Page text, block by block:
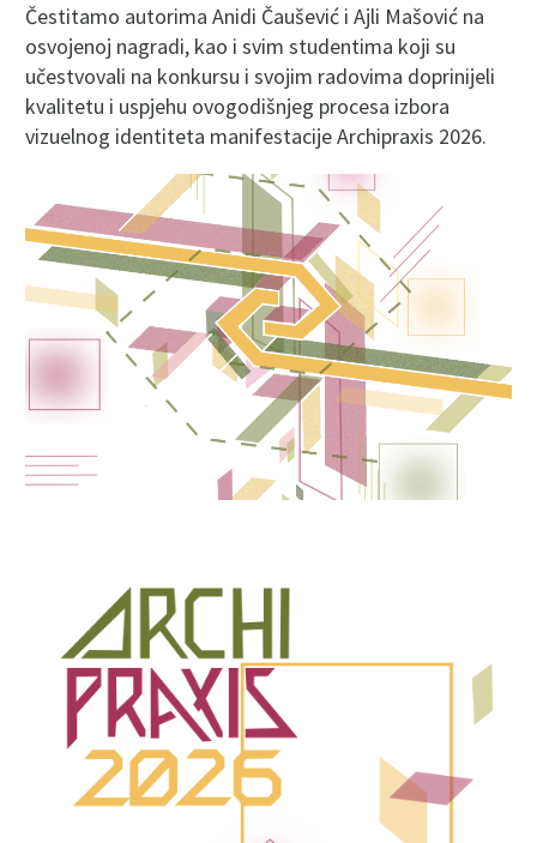
Čestitamo autorima Anidi Čaušević i Ajli Mašović na
osvojenoj nagradi, kao i svim studentima koji su
učestvovali na konkursu i svojim radovima doprinijeli
kvalitetu i uspjehu ovogodišnjeg procesa izbora
vizuelnog identiteta manifestacije Archipraxis 2026.